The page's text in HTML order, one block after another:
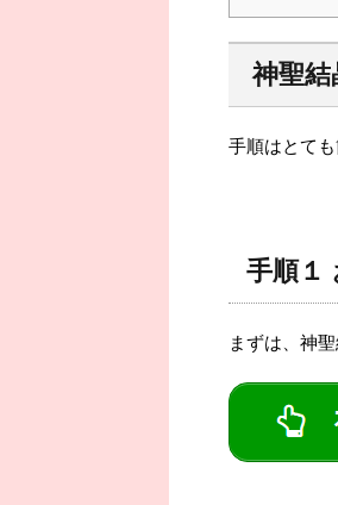
神聖
手順はとて
手順１
まずは、神